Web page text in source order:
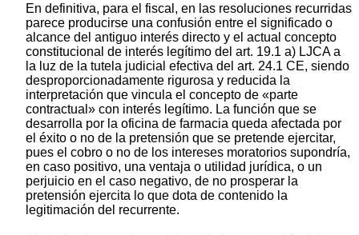
En definitiva, para el fiscal, en las resoluciones recurridas
parece producirse una confusión entre el significado o
alcance del antiguo interés directo y el actual concepto
constitucional de interés legítimo del art. 19.1 a) LJCA a
la luz de la tutela judicial efectiva del art. 24.1 CE, siendo
desproporcionadamente rigurosa y reducida la
interpretación que vincula el concepto de «parte
contractual» con interés legítimo. La función que se
desarrolla por la oficina de farmacia queda afectada por
el éxito o no de la pretensión que se pretende ejercitar,
pues el cobro o no de los intereses moratorios supondría,
en caso positivo, una ventaja o utilidad jurídica, o un
perjuicio en el caso negativo, de no prosperar la
pretensión ejercita lo que dota de contenido la
legitimación del recurrente.